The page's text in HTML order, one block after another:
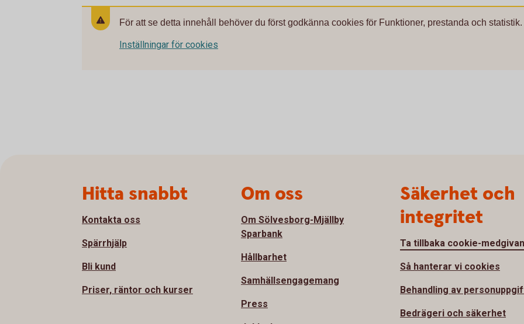
För att se detta innehåll behöver du först godkänna cookies för Funktioner, prestanda och statistik.
Inställningar för cookies
Hitta snabbt
Kontakta oss
Spärrhjälp
Bli kund
Priser, räntor och kurser
Om oss
Om Sölvesborg-Mjällby
Sparbank
Hållbarhet
Samhällsengagemang
Press
Säkerhet och
integritet
Ta tillbaka cookie-
Så hanterar vi cookies
Behandling av
Bedrägeri och säkerhet